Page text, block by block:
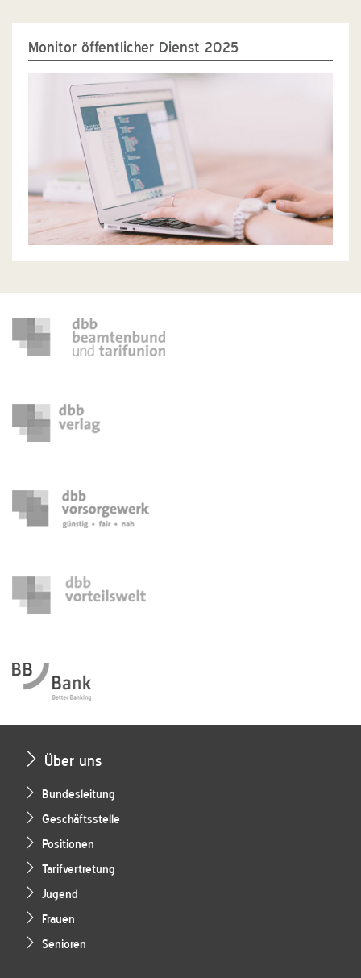
Monitor öffentlicher Dienst 2025
Über uns
Bundesleitung
Geschäftsstelle
Positionen
Tarifvertretung
Jugend
Frauen
Senioren